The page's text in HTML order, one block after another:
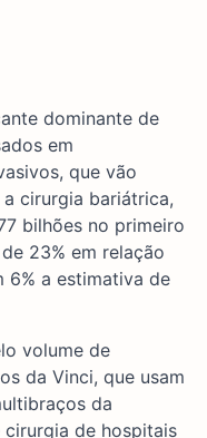
dominante de
em
que vão
cirurgia bariátrica,
bilhões no primeiro
23% em relação
6% a estimativa de
volume de
da Vinci, que usam
da
cirurgia de hospitais